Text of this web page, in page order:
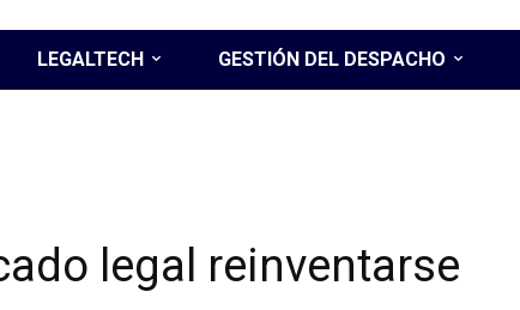
LEGALTECH GESTIÓN DEL DESPACHO
legal reinventarse